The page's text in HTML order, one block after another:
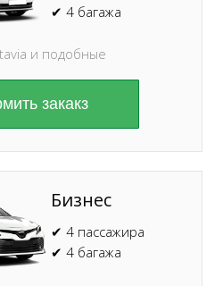
Бизнес
✔ 4 пассажира
✔ 4 багажа
и подобные
✔ 4 багажа
закакз